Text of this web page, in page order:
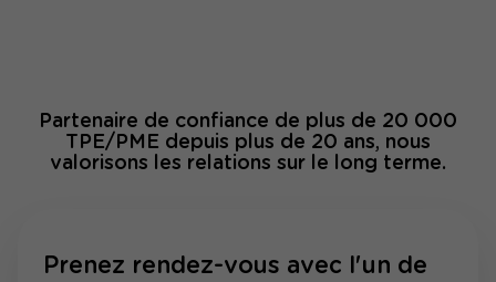
Partenaire de confiance de plus de 20 000
TPE/PME depuis plus de 20 ans, nous
valorisons les relations sur le long terme.
Prenez rendez-vous avec l'un de